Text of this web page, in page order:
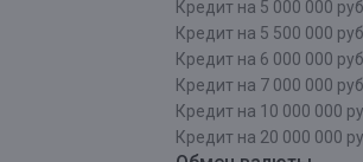
Кредит на 5 000 000
Кредит на 5 500 000
Кредит на 6 000 000
Кредит на 7 000 000
Кредит на 10 000 000
Кредит на 20 000 000